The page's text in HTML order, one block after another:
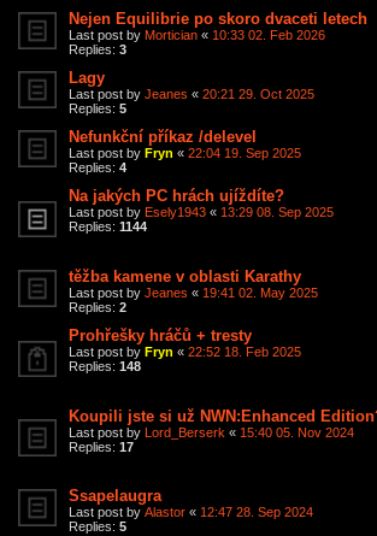
Nejen Equilibrie po skoro dvaceti letech
Last post by Mortician « 10:33 02. Feb 2026
Replies: 3
Lagy
Last post by Jeanes « 20:21 29. Oct 2025
Replies: 5
Nefunkční příkaz /delevel
Last post by Fryn « 22:04 19. Sep 2025
Replies: 4
Na jakých PC hrách ujíždíte?
Last post by Esely1943 « 13:29 08. Sep 2025
Replies: 1144
těžba kamene v oblasti Karathy
Last post by Jeanes « 19:41 02. May 2025
Replies: 2
Prohřešky hráčů + tresty
Last post by Fryn « 22:52 18. Feb 2025
Replies: 148
Koupili jste si už NWN:Enhanced
Last post by Lord_Berserk « 15:40 05. Nov 2024
Replies: 17
Ssapelaugra
Last post by Alastor « 12:47 28. Sep 2024
Replies: 5